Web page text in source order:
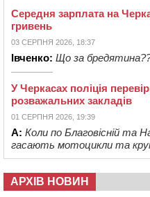
Середня зарплата на
гривень
03 СЕРПНЯ 2026, 18:37
Івченко: Що за
У Черкасах поліція
розважальних закладів
01 СЕРПНЯ 2026, 19:39
А: Коли по Благовісній та
гасають мотоцикли та
АРХІВ НОВИН